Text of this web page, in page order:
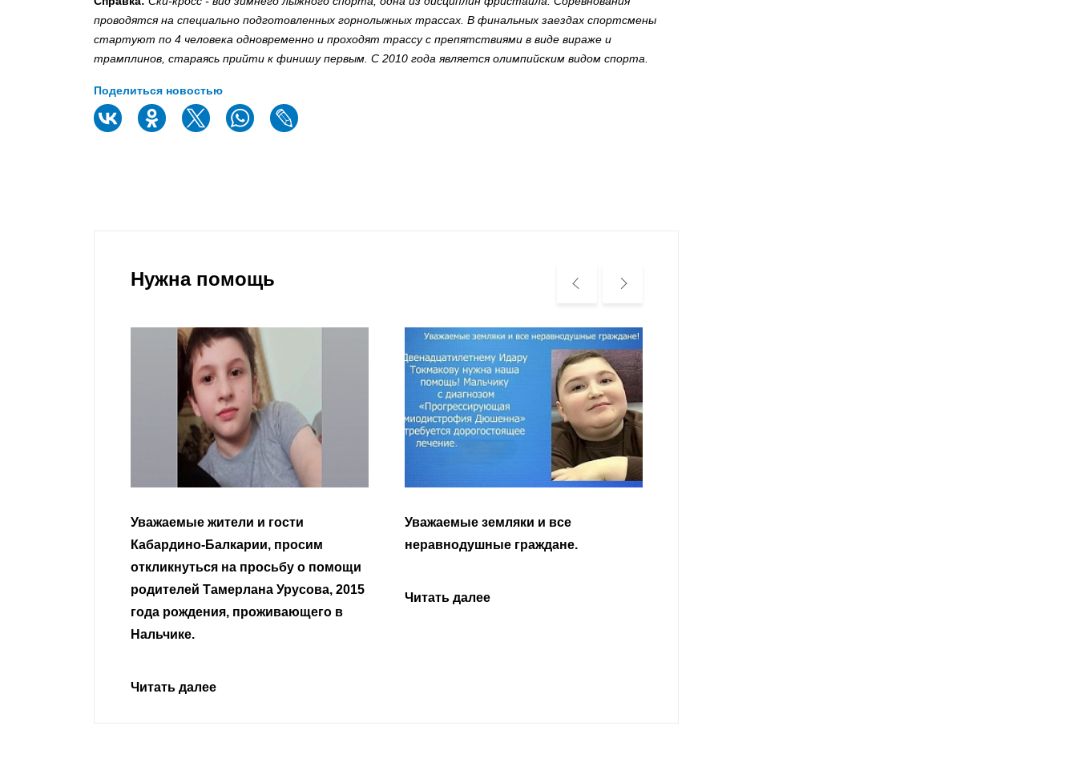
проводятся на специально подготовленных горнолыжных трассах. В финальных заездах спортсмены
стартуют по 4 человека одновременно и проходят трассу с препятствиями в виде вираже и
трамплинов, стараясь прийти к финишу первым. С 2010 года является олимпийским видом спорта.
Поделиться новостью
Нужна помощь
Уважаемые жители и гости
Кабардино-Балкарии, просим
откликнуться на просьбу о помощи
родителей Тамерлана Урусова, 2015
года рождения, проживающего в
Уважаемые земляки и все
неравнодушные граждане.
Читать далее
Читать далее